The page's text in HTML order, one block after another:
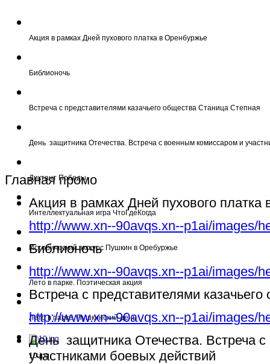
Акция в рамках Дней пухового платка в Оренбуржье
Библионочь
Встреча с представителями казачьего общества Станица Степная
День защитника Отечества. Встреча с военным комиссаром и
Диктант Победы
Интеллектуальная игра ЧтоГдеКогда
Исторический экскурс Пушкин в Оребуржье
Лето в парке. Поэтическая акция
Лето в парке. Пушкинский день
10.jpg
Главная промо
Акция в рамках Дней пухового платка
http://www.xn--90avqs.xn--p1ai/images/
Библионочь
http://www.xn--90avqs.xn--p1ai/images/
Встреча с представителями
http://www.xn--90avqs.xn--p1ai/images/
День защитника Отечества. Встреча
участниками боевых действий